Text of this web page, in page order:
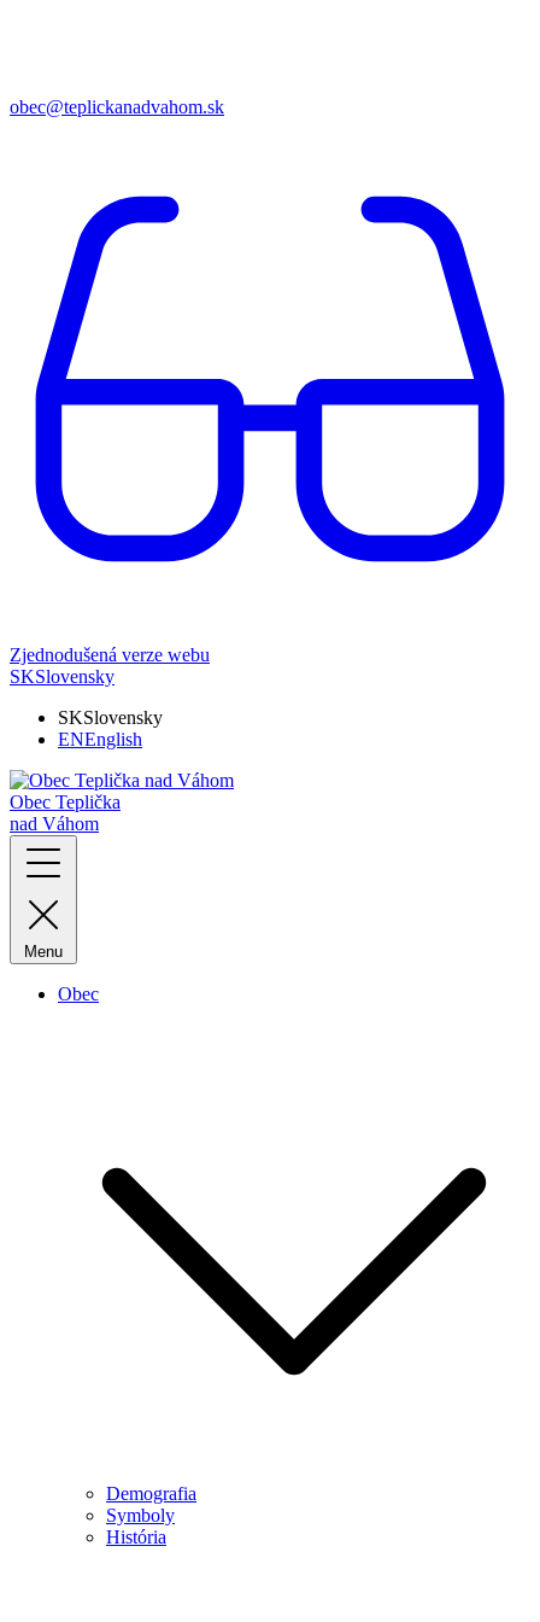
obec@teplickanadvahom.sk
Zjednodušená verze webu
SKSlovensky
SKSlovensky
ENEnglish
Obec Teplička
nad Váhom
Menu
Obec
Demografia
Symboly
História